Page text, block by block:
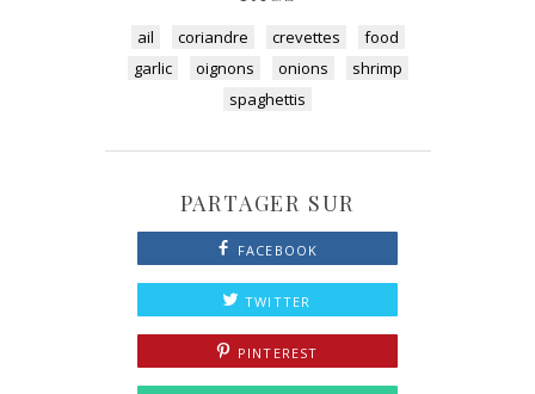
ail coriandre crevettes
food
garlic
oignons onions
shrimp
spaghettis
PARTAGER SUR
FACEBOOK
TWITTER
PINTEREST